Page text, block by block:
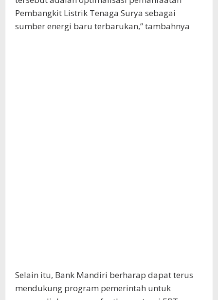
Pembangkit Listrik Tenaga Surya sebagai
sumber energi baru terbarukan,” tambahnya
Selain itu, Bank Mandiri berharap dapat terus
mendukung program pemerintah untuk